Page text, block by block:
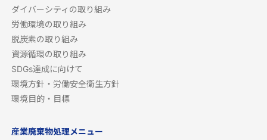
ダイバーシティの取り組み
労働環境の取り組み
脱炭素の取り組み
資源循環の取り組み
SDGs達成に向けて
環境方針・労働安全衛生方針
環境目的・目標
産業廃棄物処理メニュー